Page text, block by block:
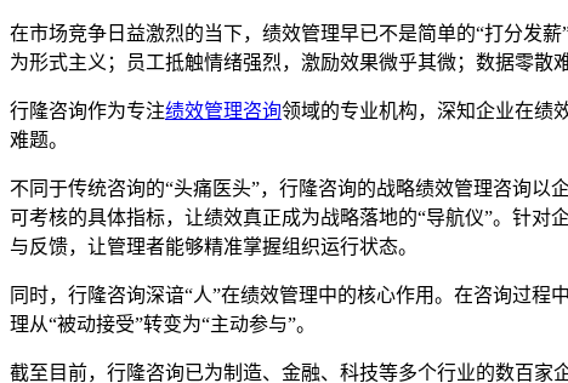
在市场竞争日益激烈的当下，绩效管理早已不是简单的“打分发
为形式主义；员工抵触情绪强烈，激励效果微乎其微；数据零
行隆咨询作为专注绩效管理咨询领域的专业机构，深知企业在绩
难题。
不同于传统咨询的“头痛医头”，行隆咨询的战略绩效管理咨询以
可考核的具体指标，让绩效真正成为战略落地的“导航仪”。针
与反馈，让管理者能够精准掌握组织运行状态。
同时，行隆咨询深谙“人”在绩效管理中的核心作用。在咨询过
理从“被动接受”转变为“主动参与”。
截至目前，行隆咨询已为制造、金融、科技等多个行业的数百